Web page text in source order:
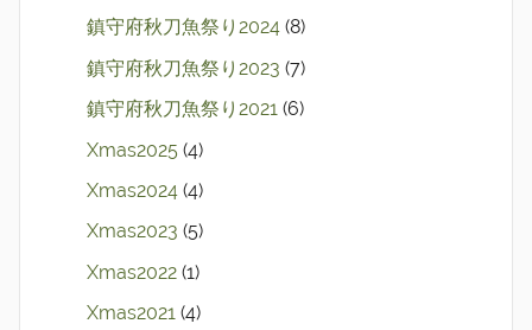
鎮守府秋刀魚祭り2024 (8)
鎮守府秋刀魚祭り2023 (7)
鎮守府秋刀魚祭り2021 (6)
Xmas2025 (4)
Xmas2024 (4)
Xmas2023 (5)
Xmas2022 (1)
Xmas2021 (4)